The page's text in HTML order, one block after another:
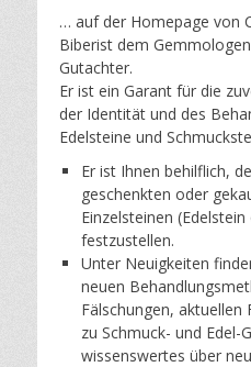
f
f
e
n
t
a
e
n
t
l
i
h
… auf der Homepage von
Biberist dem
Gutachter.
Er ist ein Garant für die
der Identität und des
Edelsteine und
Er ist Ihnen behilflich,
geschenkten oder
Einzelsteinen
festzustellen.
Unter Neuigkeiten
neuen
Fälschungen, aktuellen
zu Schmuck- und Edel-
wissenswertes über